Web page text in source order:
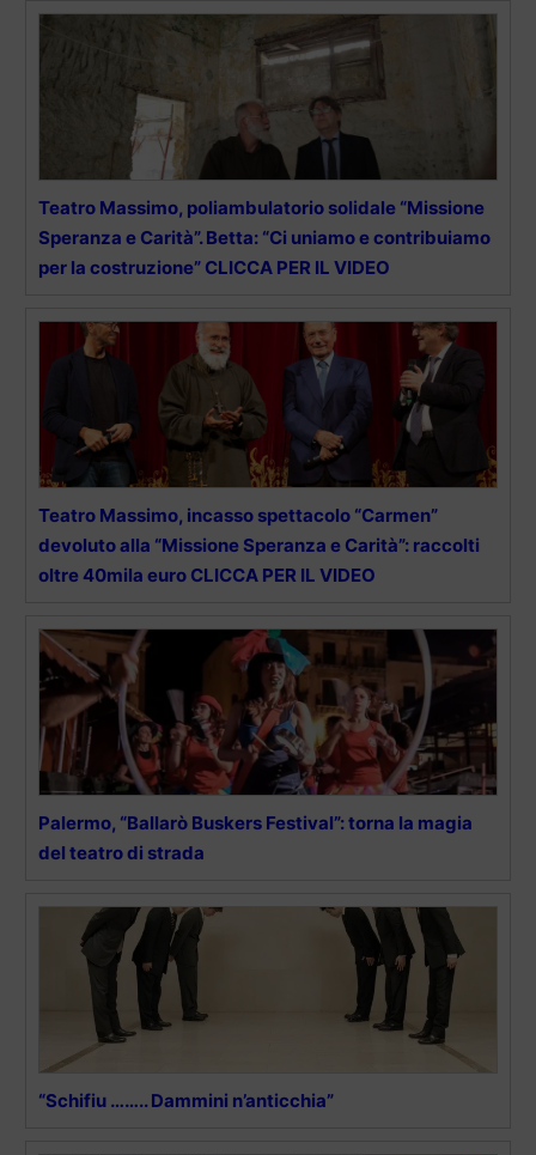
Teatro Massimo, poliambulatorio solidale “Missione
Speranza e Carità”. Betta: “Ci uniamo e contribuiamo
per la costruzione” CLICCA PER IL VIDEO
Teatro Massimo, incasso spettacolo “Carmen”
devoluto alla “Missione Speranza e Carità”: raccolti
oltre 40mila euro CLICCA PER IL VIDEO
Palermo, “Ballarò Buskers Festival”: torna la magia
del teatro di strada
“Schifiu …….. Dammini n’anticchia”